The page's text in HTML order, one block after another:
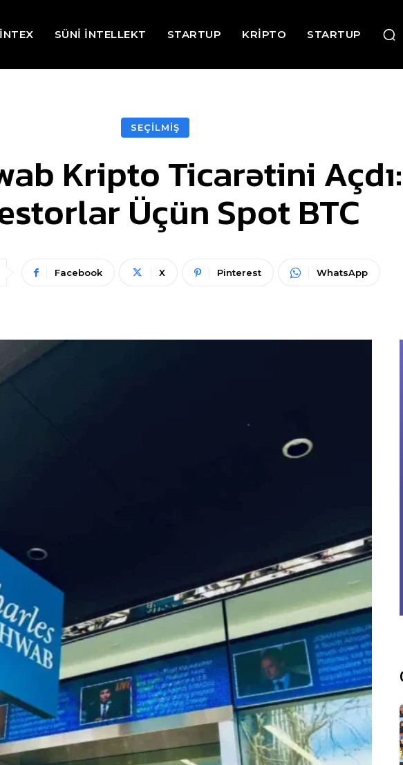
SÜNİ İNTELLEKT STARTUP KRİPTO STARTUP
SEÇİLMİŞ
Kripto Ticarətini
Üçün Spot BTC
Facebook X Pinterest WhatsApp